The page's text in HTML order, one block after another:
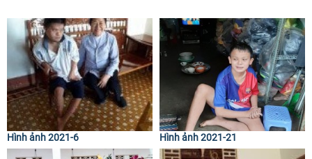
Hình ảnh 2021-6 Hình ảnh 2021-21